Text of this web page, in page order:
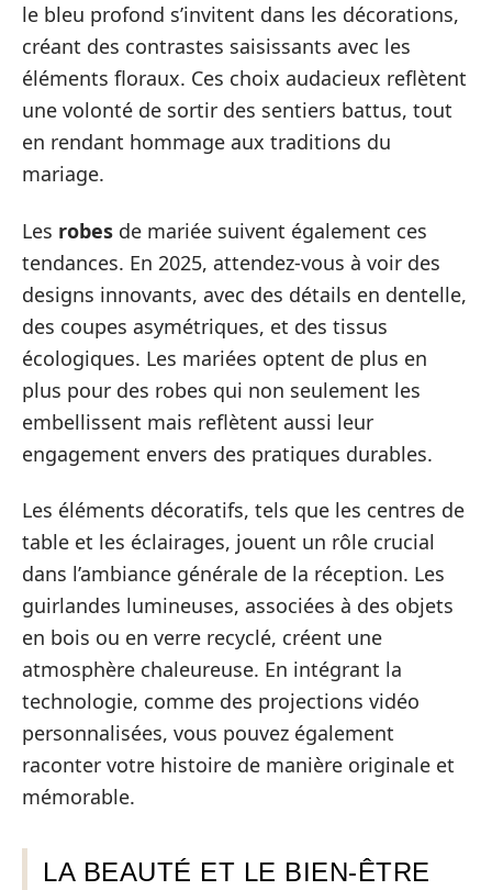
le bleu profond s’invitent dans les décorations,
créant des contrastes saisissants avec les
éléments floraux. Ces choix audacieux reflètent
une volonté de sortir des sentiers battus, tout
en rendant hommage aux traditions du
mariage.
Les robes de mariée suivent également ces
tendances. En 2025, attendez-vous à voir des
designs innovants, avec des détails en dentelle,
des coupes asymétriques, et des tissus
écologiques. Les mariées optent de plus en
plus pour des robes qui non seulement les
embellissent mais reflètent aussi leur
engagement envers des pratiques durables.
Les éléments décoratifs, tels que les centres de
table et les éclairages, jouent un rôle crucial
dans l’ambiance générale de la réception. Les
guirlandes lumineuses, associées à des objets
en bois ou en verre recyclé, créent une
atmosphère chaleureuse. En intégrant la
technologie, comme des projections vidéo
personnalisées, vous pouvez également
raconter votre histoire de manière originale et
mémorable.
LA BEAUTÉ ET LE BIEN-ÊTRE